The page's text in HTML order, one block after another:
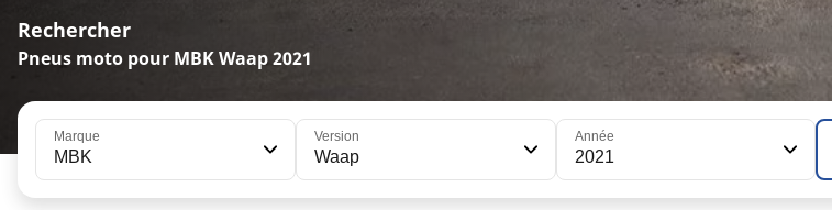
Rechercher
Pneus moto pour MBK Waap 2021
Marque
MBK
Version
Waap
Année
2021